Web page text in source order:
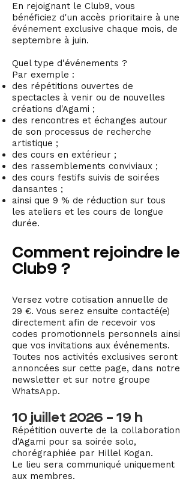
En rejoignant le Club9, vous
bénéficiez d'un accès prioritaire à une
événement exclusive chaque mois, de
septembre à juin.
Quel type d'événements ?
Par exemple :
des répétitions ouvertes de
spectacles à venir ou de nouvelles
créations d'Agami ;
des rencontres et échanges autour
de son processus de recherche
artistique ;
des cours en extérieur ;
des rassemblements conviviaux ;
des cours festifs suivis de soirées
dansantes ;
ainsi que 9 % de réduction sur tous
les ateliers et les cours de longue
durée.
Comment rejoindre le
Club9 ?
Versez votre cotisation annuelle de
29 €. Vous serez ensuite contacté(e)
directement afin de recevoir vos
codes promotionnels personnels ainsi
que vos invitations aux événements.
Toutes nos activités exclusives seront
annoncées sur cette page, dans notre
newsletter et sur notre groupe
WhatsApp.
10 juillet 2026 – 19 h
Répétition ouverte de la collaboration
d'Agami pour sa soirée solo,
chorégraphiée par Hillel Kogan.
Le lieu sera communiqué uniquement
aux membres.